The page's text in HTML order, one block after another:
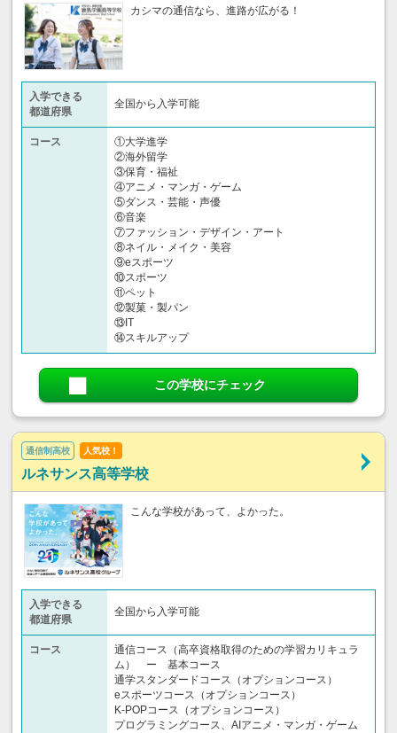
カシマの通信なら、進路が広がる！
入学できる
都道府県
全国から入学可能
コース
①大学進学
②海外留学
③保育・福祉
④アニメ・マンガ・ゲーム
⑤ダンス・芸能・声優
⑥音楽
⑦ファッション・デザイン・アート
⑧ネイル・メイク・美容
⑨eスポーツ
⑩スポーツ
⑪ペット
⑫製菓・製パン
⑬IT
⑭スキルアップ
この学校にチェック
通信制高校 人気校！
ルネサンス高等学校
こんな学校があって、よかった。
入学できる
都道府県
全国から入学可能
コース
通信コース（高卒資格取得のための学習カリキュラ
ム） ー 基本コース
通学スタンダードコース（オプションコース）
eスポーツコース（オプションコース）
K-POPコース（オプションコース）
プログラミングコース、AIアニメ・マンガ・ゲーム